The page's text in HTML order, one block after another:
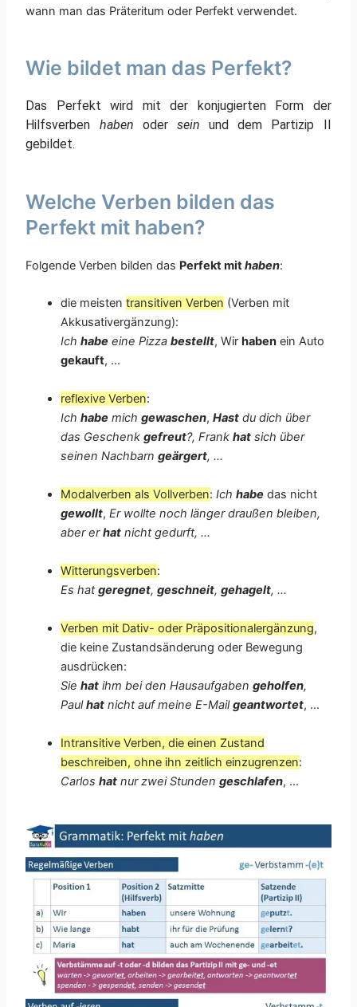
wann man das Präteritum oder Perfekt verwendet.
Wie bildet man das Perfekt?
Das Perfekt wird mit der konjugierten Form der
Hilfsverben haben oder sein und dem Partizip II
gebildet.
Welche Verben bilden das
Perfekt mit haben?
Folgende Verben bilden das Perfekt mithaben:
die meistentransitiven Verben (Verben mit
Akkusativergänzung):
Ichhabe eine Pizzabestellt, Wirhaben ein Auto
gekauft, …
reflexive Verben:
Ichhabe michgewaschen,Hast du dich über
das Geschenkgefreut?, Frankhat sich über
seinen Nachbarngeärgert, …
Modalverben als Vollverben:Ich habe das nicht
gewollt,Er wollte noch länger draußen bleiben,
aber erhat nicht gedurft, …
Witterungsverben:
Es hatgeregnet,geschneit,gehagelt, …
Verben mit Dativ- oder Präpositionalergänzung,
die keine Zustandsänderung oder Bewegung
ausdrücken:
Siehat ihm bei den Hausaufgabengeholfen,
Paulhat nicht auf meine E-Mailgeantwortet, …
Intransitive Verben, die einen Zustand
beschreiben, ohne ihn zeitlich einzugrenzen:
Carloshat nur zwei Stundengeschlafen, …